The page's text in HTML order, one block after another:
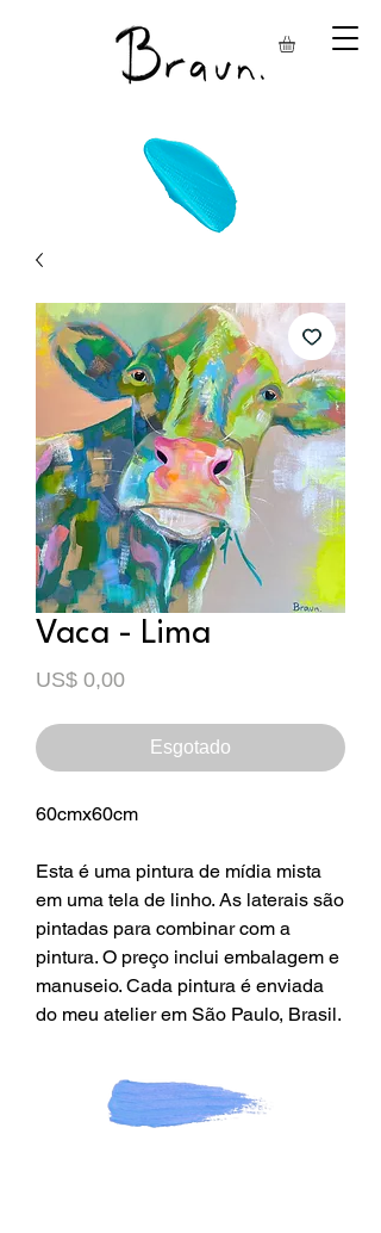
Vaca - Lima
US$ 0,00Preço
Esgotado
60cmx60cm
Esta é uma pintura de mídia mista
em uma tela de linho. As laterais são
pintadas para combinar com a
pintura. O preço inclui embalagem e
manuseio. Cada pintura é enviada
do meu atelier em São Paulo, Brasil.